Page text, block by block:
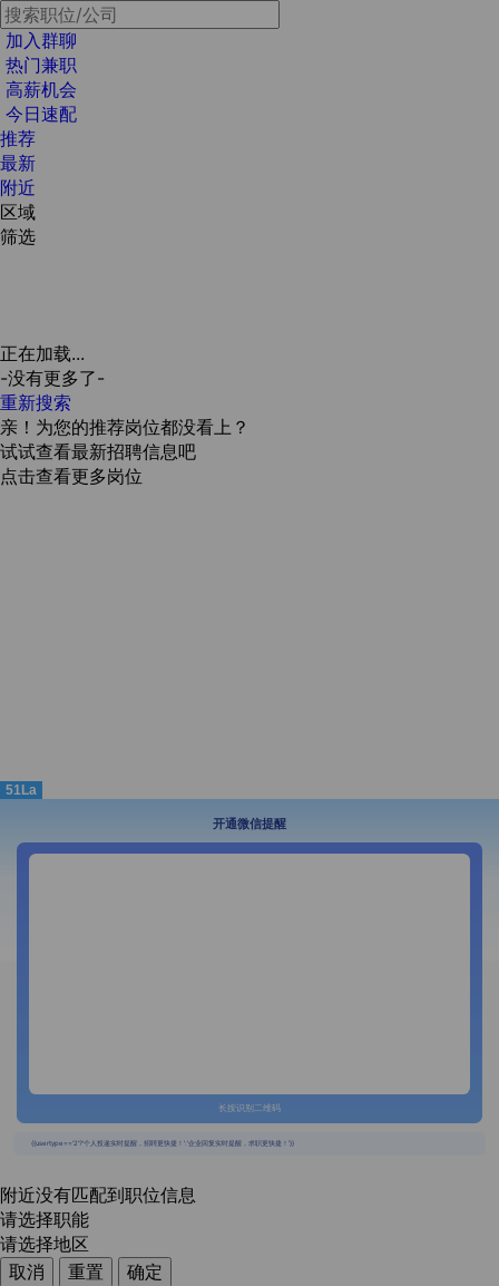
加入群聊
热门兼职
高薪机会
今日速配
推荐
最新
附近
区域
筛选
正在加载...
-没有更多了-
重新搜索
亲！为您的推荐岗位都没看上？
试试查看最新招聘信息吧
点击查看更多岗位
51La
开通微信提醒
长按识别二维码
{{usertype=='2'?'个人投递实时提醒，招聘更快捷！':'企业回复实时提醒，求职更快捷！'}}
附近没有匹配到职位信息
请选择职能
请选择地区
取消
重置
确定